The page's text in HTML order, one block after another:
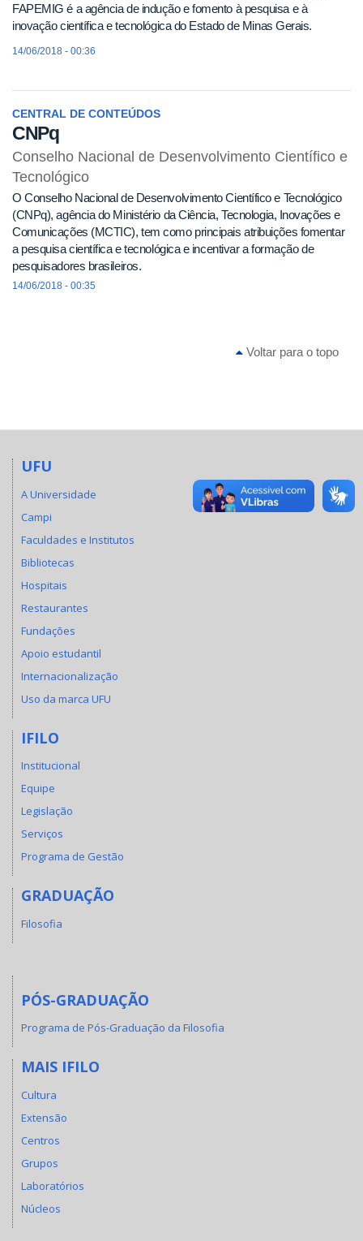
FAPEMIG é a agência de indução e fomento à pesquisa e à
inovação científica e tecnológica do Estado de Minas Gerais.
14/06/2018 - 00:36
CENTRAL DE CONTEÚDOS
CNPq
Conselho Nacional de Desenvolvimento Científico e
Tecnológico
O Conselho Nacional de Desenvolvimento Científico e Tecnológico
(CNPq), agência do Ministério da Ciência, Tecnologia, Inovações e
Comunicações (MCTIC), tem como principais atribuições fomentar
a pesquisa científica e tecnológica e incentivar a formação de
pesquisadores brasileiros.
14/06/2018 - 00:35
Voltar para o topo
UFU
A Universidade
Campi
Faculdades e Institutos
Bibliotecas
Hospitais
Restaurantes
Fundações
Apoio estudantil
Internacionalização
Uso da marca UFU
IFILO
Institucional
Equipe
Legislação
Serviços
Programa de Gestão
GRADUAÇÃO
Filosofia
PÓS-GRADUAÇÃO
Programa de Pós-Graduação da Filosofia
MAIS IFILO
Cultura
Extensão
Centros
Grupos
Laboratórios
Núcleos